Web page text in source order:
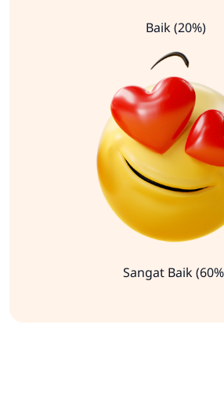
Baik (20%)
Sangat Baik